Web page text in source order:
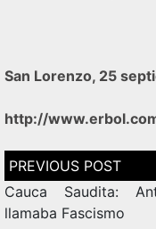
San Lorenzo, 25
http://
Navegación
de
entradas
Cauca Saudita:
llamaba Fascismo